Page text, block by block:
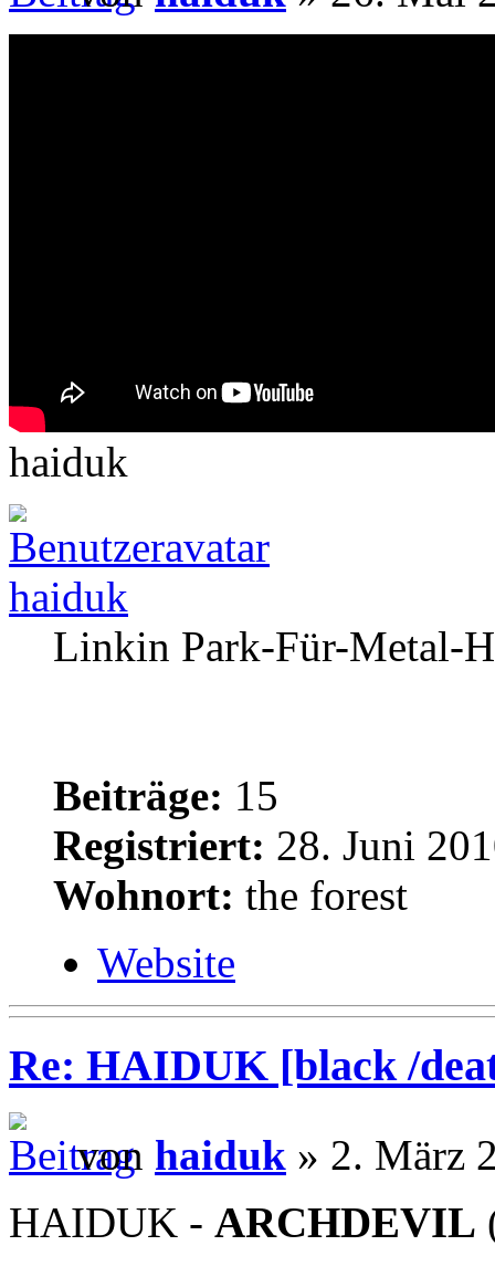
haiduk
haiduk
Linkin Park-Für-Metal-
Beiträge: 15
Registriert: 28. Juni
Wohnort: the forest
Website
Re: HAIDUK [black /
von haiduk » 2. März
HAIDUK - ARCHDEVIL